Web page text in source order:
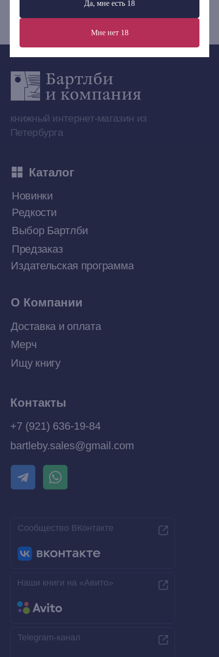
Да, мне есть 18
Мне нет 18
bartleby.sales@gmail.com
Договор оферты
Политика конфиденциальности
© 2026 Все права защищены